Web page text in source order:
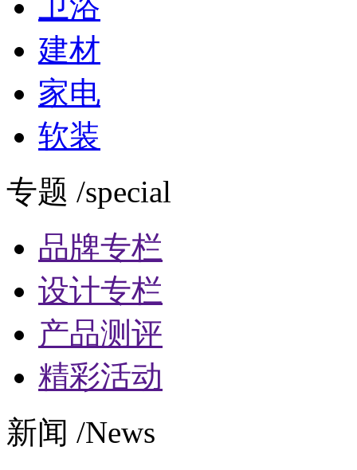
卫浴
建材
家电
软装
专题 /special
品牌专栏
设计专栏
产品测评
精彩活动
新闻 /News